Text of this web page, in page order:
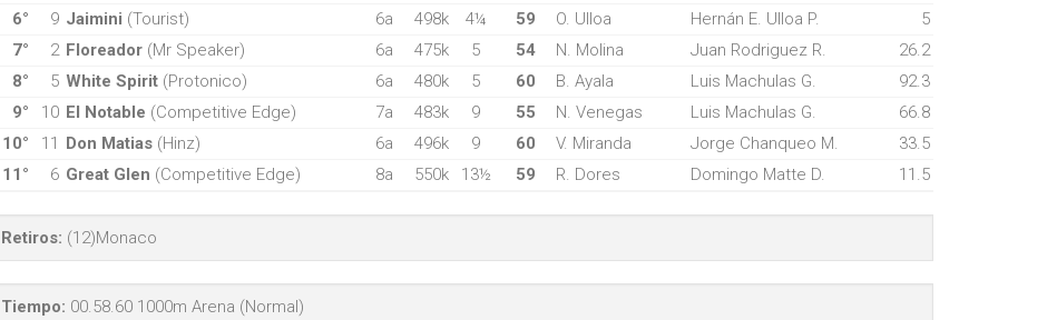
6°
9 Jaimini (Tourist) 6a 498k 4¼ 59 O. Ulloa Hernán E. Ulloa P.
5
7°
2 Floreador (Mr Speaker) 6a 475k 5 54 N. Molina Juan Rodriguez R.
26.2
8°
5 White Spirit (Protonico) 6a 480k 5 60 B. Ayala Luis Machulas G.
92.3
9°
10 El Notable (Competitive Edge) 7a 483k 9 55 N. Venegas Luis Machulas G.
66.8
10°
11 Don Matias (Hinz) 6a 496k 9 60 V. Miranda Jorge Chanqueo M.
33.5
11°
6 Great Glen (Competitive Edge) 8a 550k 13½ 59 R. Dores Domingo Matte D. 11.5
Retiros: (12)Monaco
Tiempo: 00.58.60 1000m Arena (Normal)